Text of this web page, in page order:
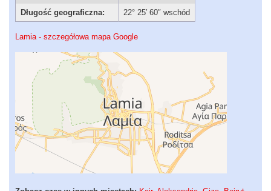
Długość geograficzna:
22° 25′ 60″ wschód
Lamia - szczegółowa mapa Google